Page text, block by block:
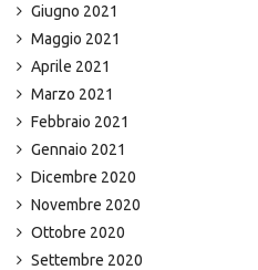
Giugno 2021
Maggio 2021
Aprile 2021
Marzo 2021
Febbraio 2021
Gennaio 2021
Dicembre 2020
Novembre 2020
Ottobre 2020
Settembre 2020